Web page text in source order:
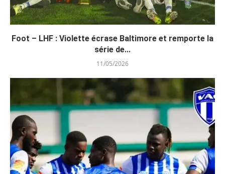
Foot – LHF : Violette écrase Baltimore et remporte la
série de...
11/05/2026